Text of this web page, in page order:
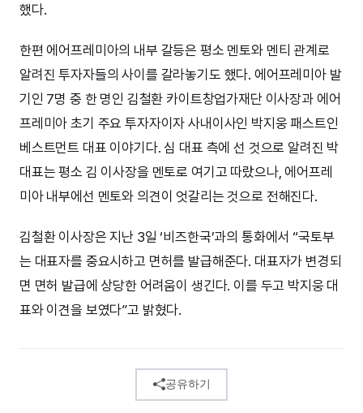
했다.
한편 에어프레미아의 내부 갈등은 평소 멘토와 멘티 관계로
알려진 투자자들의 사이를 갈라놓기도 했다. 에어프레미아 발
기인 7명 중 한 명인 김철환 카이트창업가재단 이사장과 에어
프레미아 초기 주요 투자자이자 사내이사인 박지웅 패스트인
베스트먼트 대표 이야기다. 심 대표 측에 선 것으로 알려진 박
대표는 평소 김 이사장을 멘토로 여기고 따랐으나, 에어프레
미아 내부에선 멘토와 의견이 엇갈리는 것으로 전해진다.
김철환 이사장은 지난 3일 ‘비즈한국’과의 통화에서 “국토부
는 대표자를 중요시하고 면허를 발급해준다. 대표자가 변경되
면 면허 발급에 상당한 어려움이 생긴다. 이를 두고 박지웅 대
표와 이견을 보였다”고 밝혔다.
공유하기